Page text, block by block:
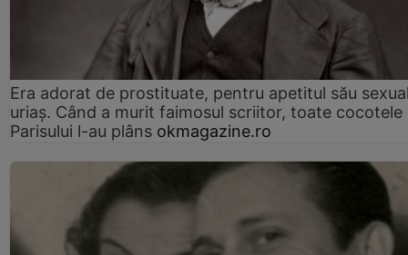
Era adorat de prostituate, pentru apetitul său
uriaș. Când a murit faimosul scriitor, toate cocotele
Parisului l-au plâns okmagazine.ro